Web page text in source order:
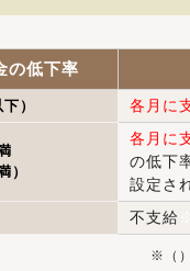
の低下率
） 各月に
）
各月に
の低下
設定さ
不支給
※（